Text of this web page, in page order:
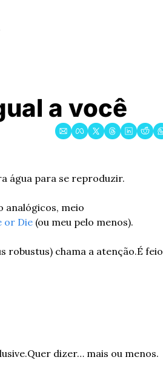
a você
água para se reproduzir.
analógicos, meio
or Die (ou meu pelo menos).
robustus) chama a atenção.É feio
Quer dizer… mais ou menos.